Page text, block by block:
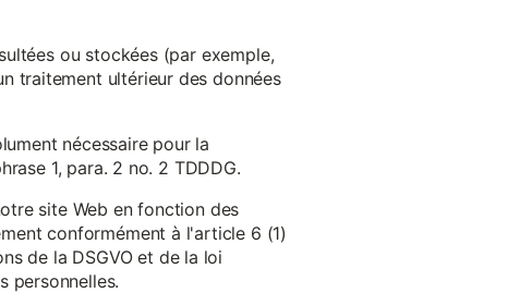
ou stockées (par exemple,
traitement ultérieur des données
nécessaire pour la
1, para. 2 no. 2 TDDDG.
site Web en fonction des
conformément à l'article 6 (1)
de la DSGVO et de la loi
personnelles.